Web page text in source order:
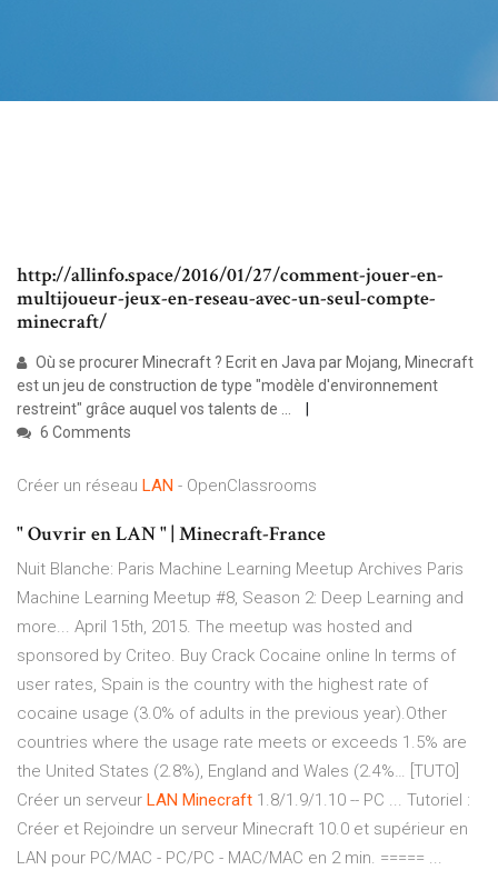
http://allinfo.space/2016/01/27/comment-jouer-en-
multijoueur-jeux-en-reseau-avec-un-seul-compte-
minecraft/
Où se procurer Minecraft ? Ecrit en Java par Mojang, Minecraft
est un jeu de construction de type "modèle d'environnement
restreint" grâce auquel vos talents de ...
6 Comments
Créer un réseau LAN - OpenClassrooms
" Ouvrir en LAN " | Minecraft-France
Nuit Blanche: Paris Machine Learning Meetup Archives Paris
Machine Learning Meetup #8, Season 2: Deep Learning and
more... April 15th, 2015. The meetup was hosted and
sponsored by Criteo. Buy Crack Cocaine online In terms of
user rates, Spain is the country with the highest rate of
cocaine usage (3.0% of adults in the previous year).Other
countries where the usage rate meets or exceeds 1.5% are
the United States (2.8%), England and Wales (2.4%… [TUTO]
Créer un serveur LAN Minecraft 1.8/1.9/1.10 -- PC ... Tutoriel :
Créer et Rejoindre un serveur Minecraft 10.0 et supérieur en
LAN pour PC/MAC - PC/PC - MAC/MAC en 2 min. ===== ...